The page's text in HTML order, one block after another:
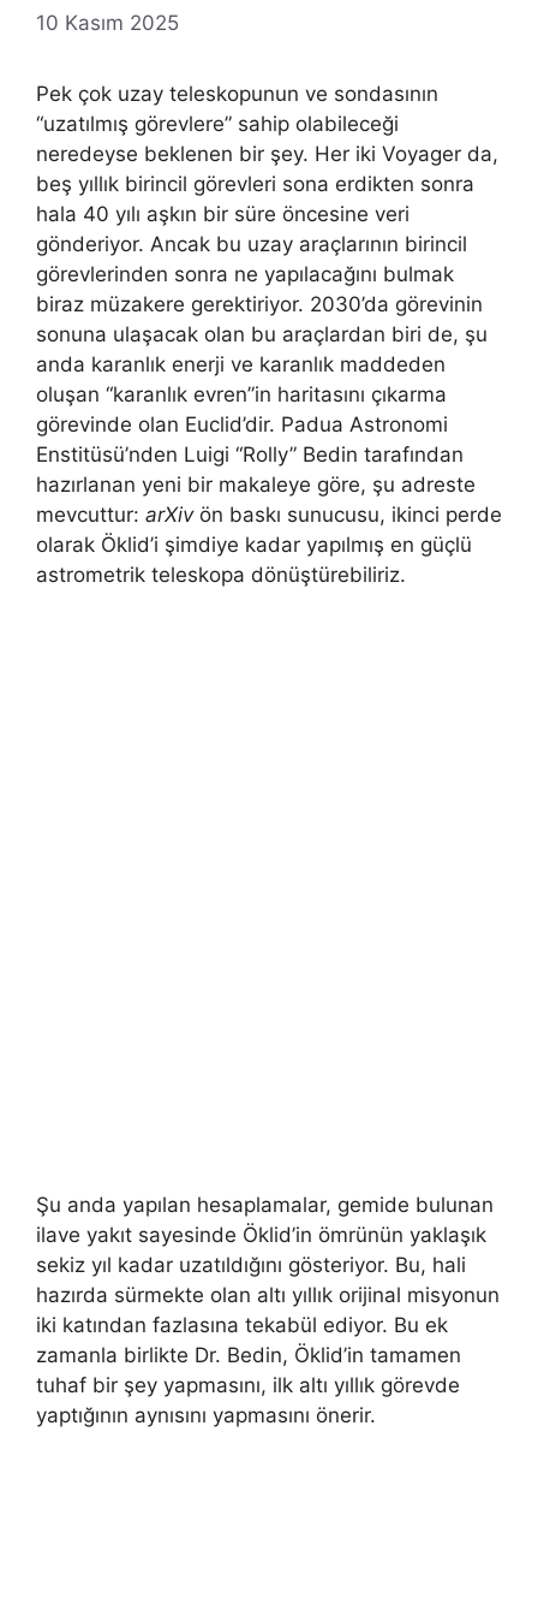
10 Kasım 2025
Pek çok uzay teleskopunun ve sondasının
“uzatılmış görevlere” sahip olabileceği
neredeyse beklenen bir şey. Her iki Voyager da,
beş yıllık birincil görevleri sona erdikten sonra
hala 40 yılı aşkın bir süre öncesine veri
gönderiyor. Ancak bu uzay araçlarının birincil
görevlerinden sonra ne yapılacağını bulmak
biraz müzakere gerektiriyor. 2030’da görevinin
sonuna ulaşacak olan bu araçlardan biri de, şu
anda karanlık enerji ve karanlık maddeden
oluşan “karanlık evren”in haritasını çıkarma
görevinde olan Euclid’dir. Padua Astronomi
Enstitüsü’nden Luigi “Rolly” Bedin tarafından
hazırlanan yeni bir makaleye göre, şu adreste
mevcuttur: arXivön baskı sunucusu, ikinci perde
olarak Öklid’i şimdiye kadar yapılmış en güçlü
astrometrik teleskopa dönüştürebiliriz.
Şu anda yapılan hesaplamalar, gemide bulunan
ilave yakıt sayesinde Öklid’in ömrünün yaklaşık
sekiz yıl kadar uzatıldığını gösteriyor. Bu, hali
hazırda sürmekte olan altı yıllık orijinal misyonun
iki katından fazlasına tekabül ediyor. Bu ek
zamanla birlikte Dr. Bedin, Öklid’in tamamen
tuhaf bir şey yapmasını, ilk altı yıllık görevde
yaptığının aynısını yapmasını önerir.